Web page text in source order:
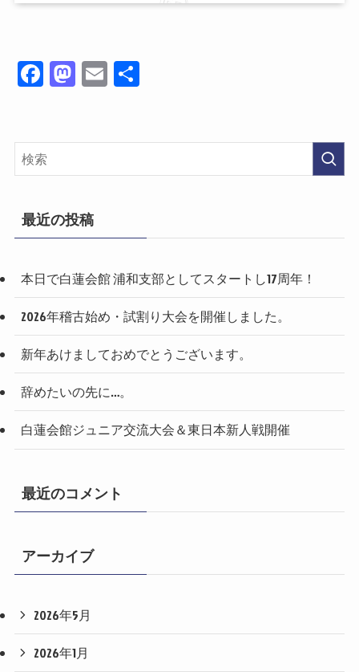
Fa
ce
ok
M
as
do
n
E
m
共
最近の投稿
本日で白蓮会館 浦和支部としてスタートし17周年！
2026年稽古始め・試割り大会を開催しました。
新年あけましておめでとうございます。
辞めたいの先に…。
白蓮会館ジュニア交流大会＆東日本新人戦開催
最近のコメント
アーカイブ
2026年5月
2026年1月